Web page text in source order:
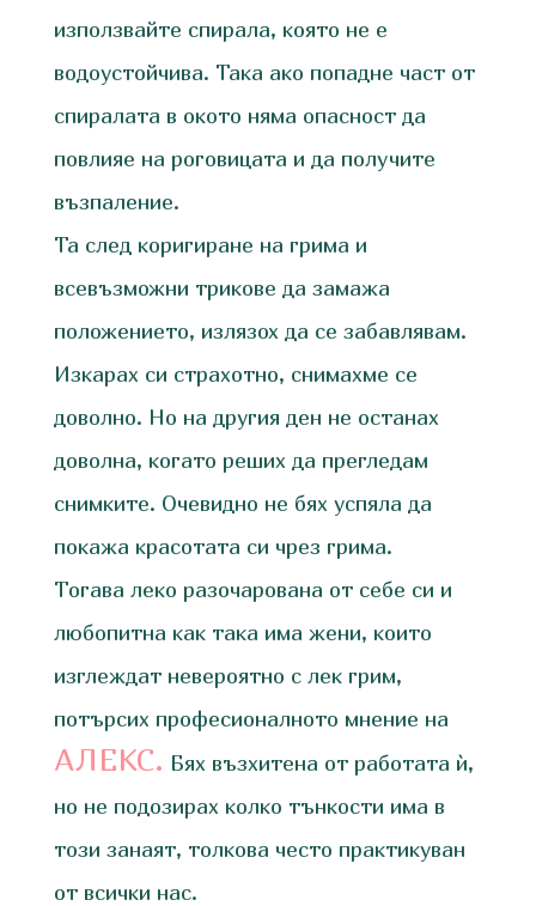
използвайте спирала, която не е
водоустойчива. Така ако попадне част от
спиралата в окото няма опасност да
повлияе на роговицата и да получите
възпаление.
Та след коригиране на грима и
всевъзможни трикове да замажа
положението, излязох да се забавлявам.
Изкарах си страхотно, снимахме се
доволно. Но на другия ден не останах
доволна, когато реших да прегледам
снимките. Очевидно не бях успяла да
покажа красотата си чрез грима.
Тогава леко разочарована от себе си и
любопитна как така има жени, които
изглеждат невероятно с лек грим,
потърсих професионалното мнение на
АЛЕКС. Бях възхитена от работата ѝ,
но не подозирах колко тънкости има в
този занаят, толкова често практикуван
от всички нас.